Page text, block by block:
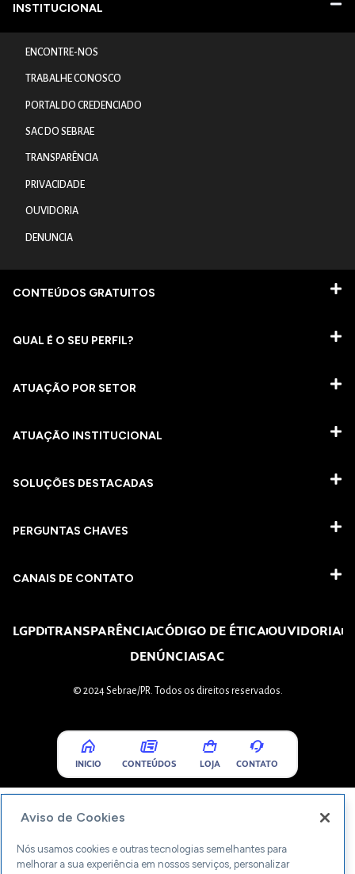
INSTITUCIONAL
ENCONTRE-NOS
TRABALHE CONOSCO
PORTAL DO CREDENCIADO
SAC DO SEBRAE
TRANSPARÊNCIA
PRIVACIDADE
OUVIDORIA
DENUNCIA
CONTEÚDOS GRATUITOS
QUAL É O SEU PERFIL?
ATUAÇÃO POR SETOR
ATUAÇÃO INSTITUCIONAL
SOLUÇÕES DESTACADAS
PERGUNTAS CHAVES​
CANAIS DE CONTATO
LGPDTRANSPARÊNCIACÓDIGO DE ÉTICAOUVIDORIA
DENÚNCIASAC
© 2024 Sebrae/PR. Todos os direitos reservados.
INICIO CONTEÚDOS LOJA CONTATO
Aviso de Cookies
Nós usamos cookies e outras tecnologias semelhantes para
melhorar a sua experiência em nossos serviços, personalizar